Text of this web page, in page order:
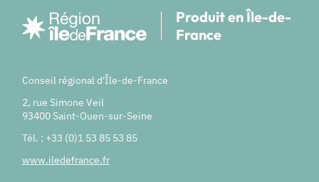
Produit en Île-de-
France
Conseil régional d'Île-de-France
2, rue Simone Veil
93400 Saint-Ouen-sur-Seine
Tél. : +33 (0)1 53 85 53 85
www.iledefrance.fr